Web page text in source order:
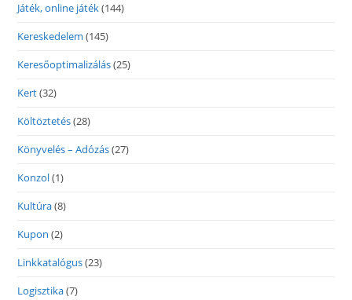
Játék, online játék(144)
Kereskedelem (145)
Keresőoptimalizálás(25)
Kert(32)
Költöztetés(28)
Könyvelés – Adózás(27)
Konzol(1)
Kultúra(8)
Kupon (2)
Linkkatalógus(23)
Logisztika(7)